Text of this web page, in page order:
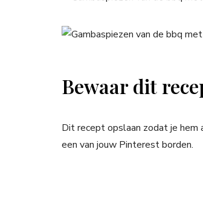
Bewaar dit
Dit recept opslaan zodat je
een van jouw Pinterest borden.